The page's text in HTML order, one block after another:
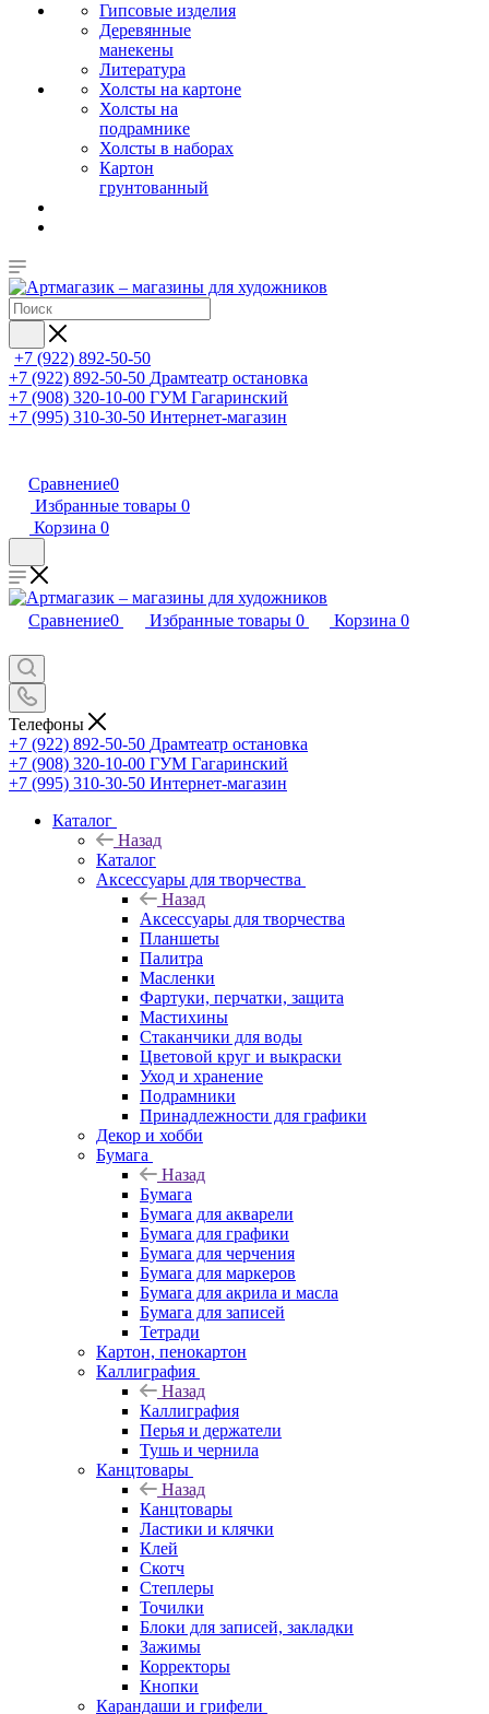
Гипсовые изделия
Деревянные
манекены
Литература
Холсты на картоне
Холсты на
подрамнике
Холсты в наборах
Картон
грунтованный
+7 (922) 892-50-50
+7 (922) 892-50-50 Драмтеатр остановка
+7 (908) 320-10-00 ГУМ Гагаринский
+7 (995) 310-30-50 Интернет-магазин
Сравнение0
Избранные товары 0
Корзина 0
Сравнение0 Избранные товары 0 Корзина 0
Телефоны
+7 (922) 892-50-50 Драмтеатр остановка
+7 (908) 320-10-00 ГУМ Гагаринский
+7 (995) 310-30-50 Интернет-магазин
Каталог
Назад
Каталог
Аксессуары для творчества
Назад
Аксессуары для творчества
Планшеты
Палитра
Масленки
Фартуки, перчатки, защита
Мастихины
Стаканчики для воды
Цветовой круг и выкраски
Уход и хранение
Подрамники
Принадлежности для графики
Декор и хобби
Бумага
Назад
Бумага
Бумага для акварели
Бумага для графики
Бумага для черчения
Бумага для маркеров
Бумага для акрила и масла
Бумага для записей
Тетради
Картон, пенокартон
Каллиграфия
Назад
Каллиграфия
Перья и держатели
Тушь и чернила
Канцтовары
Назад
Канцтовары
Ластики и клячки
Клей
Скотч
Степлеры
Точилки
Блоки для записей, закладки
Зажимы
Корректоры
Кнопки
Карандаши и грифели